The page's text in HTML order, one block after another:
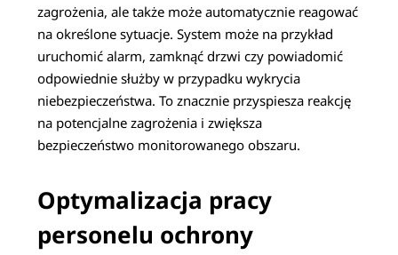
zagrożenia, ale także może automatycznie reagować
na określone sytuacje. System może na przykład
uruchomić alarm, zamknąć drzwi czy powiadomić
odpowiednie służby w przypadku wykrycia
niebezpieczeństwa. To znacznie przyspiesza reakcję
na potencjalne zagrożenia i zwiększa
bezpieczeństwo monitorowanego obszaru.
Optymalizacja pracy
personelu ochrony